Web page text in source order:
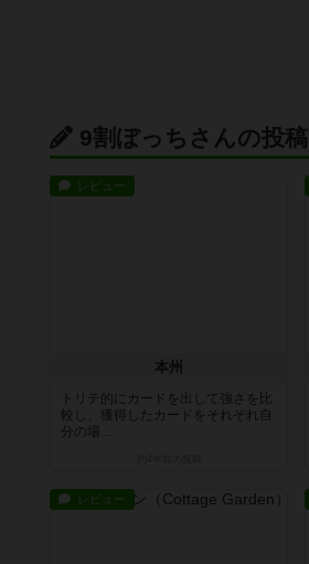
9割ぼっちさんの投稿
レビュー
本州
トリテ的にカードを出して強さを比
較し、獲得したカードをそれぞれ自
分の場...
レビュー